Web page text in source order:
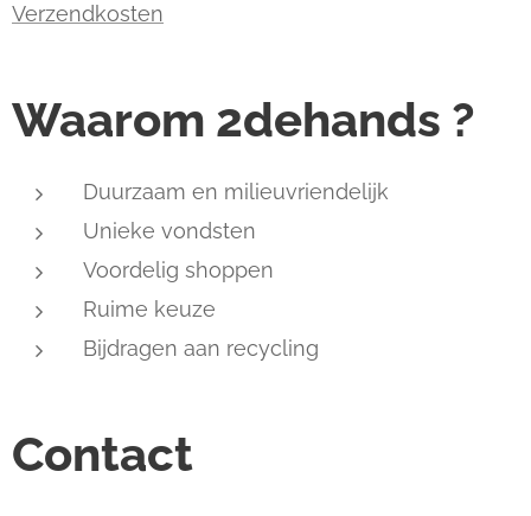
Verzendkosten
Waarom 2dehands ?
Duurzaam en milieuvriendelijk
Unieke vondsten
Voordelig shoppen
Ruime keuze
Bijdragen aan recycling
Contact